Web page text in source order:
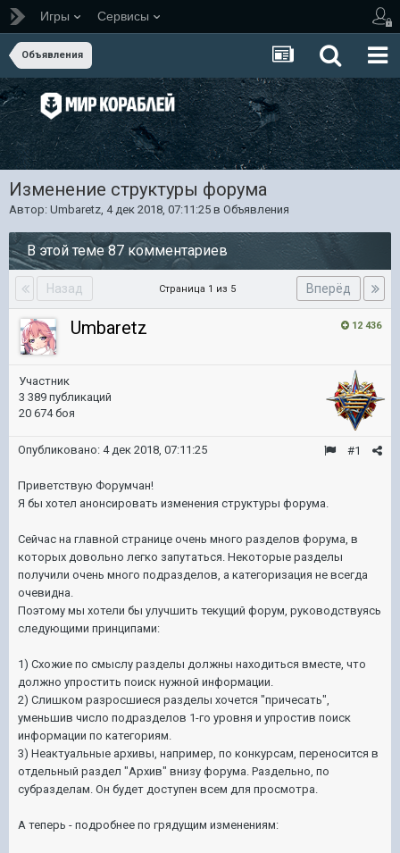
Игры Сервисы
Объявления
Изменение структуры форума
Автор: Umbaretz, 4 дек 2018, 07:11:25 в Объявления
В этой теме 87 комментариев
Назад Вперёд
Страница 1 из 5
12 436
Umbaretz
Участник
3 389 публикаций
20 674 боя
#1
Опубликовано: 4 дек 2018, 07:11:25
Приветствую Форумчан!
Я бы хотел анонсировать изменения структуры форума.
Сейчас на главной странице очень много разделов форума, в
которых довольно легко запутаться. Некоторые разделы
получили очень много подразделов, а категоризация не всегда
очевидна.
Поэтому мы хотели бы улучшить текущий форум, руководствуясь
следующими принципами:
1) Схожие по смыслу разделы должны находиться вместе, что
должно упростить поиск нужной информации.
2) Слишком разросшиеся разделы хочется "причесать",
уменьшив число подразделов 1-го уровня и упростив поиск
информации по категориям.
3) Неактуальные архивы, например, по конкурсам, переносится в
отдельный раздел "Архив" внизу форума. Раздельно, по
субразделам. Он будет доступен всем для просмотра.
А теперь - подробнее по грядущим изменениям: